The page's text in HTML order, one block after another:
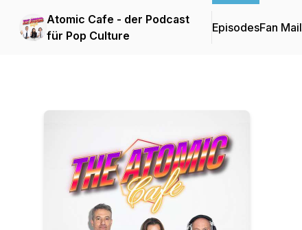
Atomic Cafe - der Podcast
für Pop Culture
EpisodesFan Mail